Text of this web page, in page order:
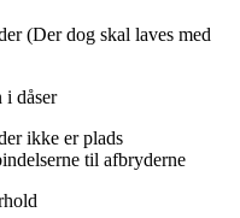
(Der dog skal laves med
dåser
ikke er plads
til afbryderne